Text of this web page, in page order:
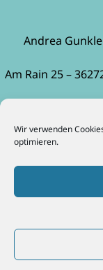
Wir verwenden
optimieren.
Andrea
Am Rain 25 –